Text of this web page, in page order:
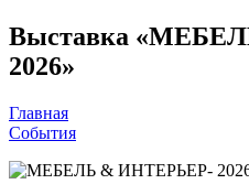
Выставка
2026»
Главная
События